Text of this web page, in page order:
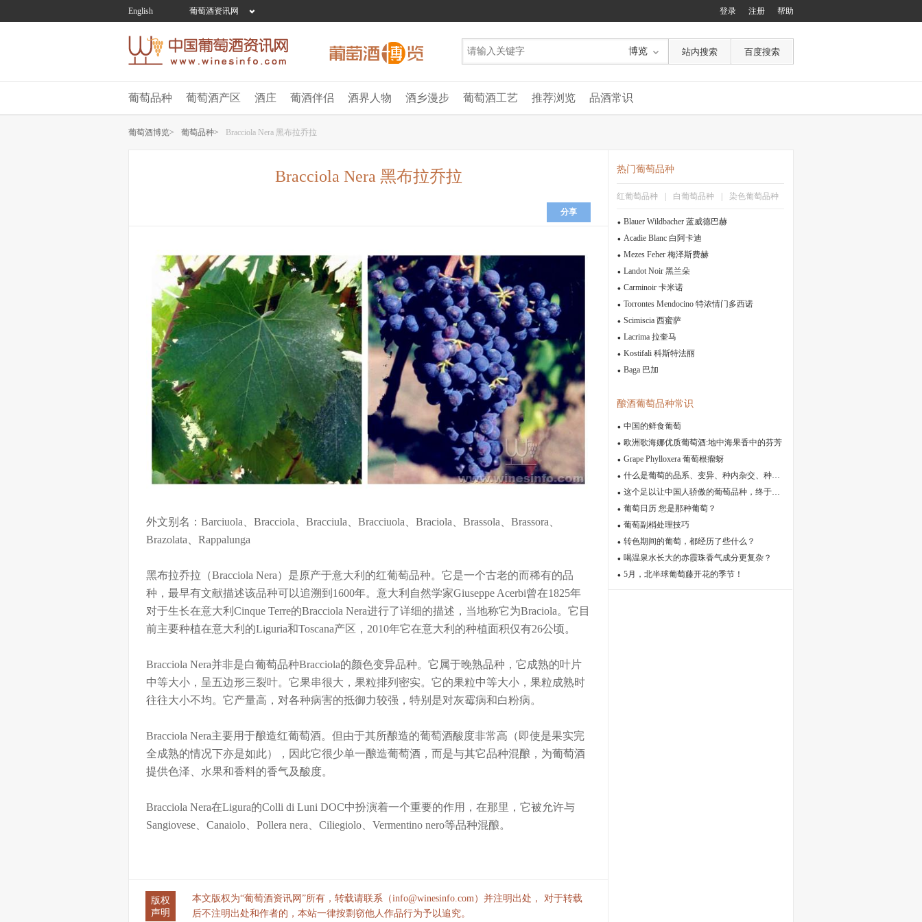
English 葡萄酒资讯网 帮助
注册
登录
博览
葡萄品种 葡萄酒产区 酒庄 葡酒伴侣 酒界人物 酒乡漫步 葡萄酒工艺 推荐浏览 品酒常识
葡萄酒博览> 葡萄品种> Bracciola Nera 黑布拉乔拉
Bracciola Nera 黑布拉乔拉
分享
外文别名：Barciuola、Bracciola、Bracciula、Bracciuola、Braciola、Brassola、Brassora、
Brazolata、Rappalunga
黑布拉乔拉（Bracciola Nera）是原产于意大利的红葡萄品种。它是一个古老的而稀有的品
种，最早有文献描述该品种可以追溯到1600年。意大利自然学家Giuseppe Acerbi曾在1825年
对于生长在意大利Cinque Terre的Bracciola Nera进行了详细的描述，当地称它为Braciola。它目
前主要种植在意大利的Liguria和Toscana产区，2010年它在意大利的种植面积仅有26公顷。
Bracciola Nera并非是白葡萄品种Bracciola的颜色变异品种。它属于晚熟品种，它成熟的叶片
中等大小，呈五边形三裂叶。它果串很大，果粒排列密实。它的果粒中等大小，果粒成熟时
往往大小不均。它产量高，对各种病害的抵御力较强，特别是对灰霉病和白粉病。
Bracciola Nera主要用于酿造红葡萄酒。但由于其所酿造的葡萄酒酸度非常高（即使是果实完
全成熟的情况下亦是如此），因此它很少单一酿造葡萄酒，而是与其它品种混酿，为葡萄酒
提供色泽、水果和香料的香气及酸度。
Bracciola Nera在Ligura的Colli di Luni DOC中扮演着一个重要的作用，在那里，它被允许与
Sangiovese、Canaiolo、Pollera nera、Ciliegiolo、Vermentino nero等品种混酿。
版权
声明
本文版权为“葡萄酒资讯网”所有，转载请联系（info@winesinfo.com）并注明出处， 对于转载
后不注明出处和作者的，本站一律按剽窃他人作品行为予以追究。
热门葡萄品种
红葡萄品种 白葡萄品种 染色葡萄品种
Blauer Wildbacher 蓝威德巴赫
Acadie Blanc 白阿卡迪
Mezes Feher 梅泽斯费赫
Landot Noir 黑兰朵
Carminoir 卡米诺
Torrontes Mendocino 特浓情门多西诺
Scimiscia 西蜜萨
Lacrima 拉奎马
Kostifali 科斯特法丽
Baga 巴加
酿酒葡萄品种常识
中国的鲜食葡萄
欧洲歌海娜优质葡萄酒:地中海果香中的芬芳
Grape Phylloxera 葡萄根瘤蚜
什么是葡萄的品系、变异、种内杂交、种间杂交
这个足以让中国人骄傲的葡萄品种，终于有人重视了！
葡萄日历 您是那种葡萄？
葡萄副梢处理技巧
转色期间的葡萄，都经历了些什么？
喝温泉水长大的赤霞珠香气成分更复杂？
5月，北半球葡萄藤开花的季节！